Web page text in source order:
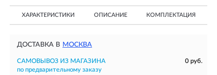
ХАРАКТЕРИСТИКИ ОПИСАНИЕ КОМПЛЕКТАЦИЯ
ДОСТАВКА В МОСКВА
САМОВЫВОЗ ИЗ МАГАЗИНА
0 руб.
по предварительному заказу